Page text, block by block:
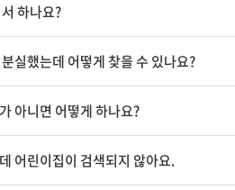
하나요?
실했는데 어떻게 찾을 수 있나요?
아니면 어떻게 하나요?
어린이집이 검색되지 않아요.